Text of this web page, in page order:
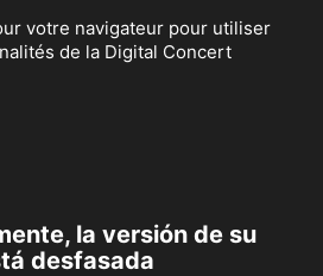
votre navigateur pour utiliser
de la Digital Concert
la versión de su
desfasada